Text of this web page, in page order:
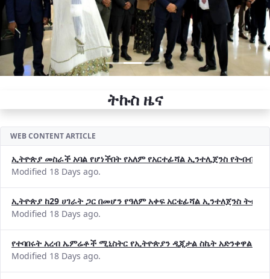
ትኩስ ዜና
WEB CONTENT ARTICLE
ኢትዮጵያ መስራች አባል የሆነችበት የአለም የአርተፊሻል ኢንተሊጀንስ የትብብር
Modified 18 Days ago.
ኢትዮጵያ ከ29 ሀገራት ጋር በመሆን የዓለም አቀፍ አርቴፊሻል ኢንተለጀንስ
Modified 18 Days ago.
የተባበሩት አረብ ኤምሬቶች ሚኒስትር የኢትዮጵያን ዲጂታል ስኬት አድንቀዋል
Modified 18 Days ago.